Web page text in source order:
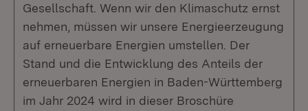
Gesellschaft. Wenn wir den Klimaschutz ernst
nehmen, müssen wir unsere Energieerzeugung
auf erneuerbare Energien umstellen. Der
Stand und die Entwicklung des Anteils der
erneuerbaren Energien in Baden-Württemberg
im Jahr 2024 wird in dieser Broschüre